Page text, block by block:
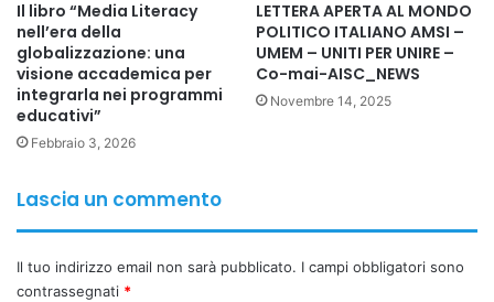
Il libro “Media Literacy
nell’era della
globalizzazione: una
visione accademica per
integrarla nei programmi
educativi”
Febbraio 3, 2026
LETTERA APERTA AL MONDO
POLITICO ITALIANO AMSI –
UMEM – UNITI PER UNIRE –
Co-mai-AISC_NEWS
Novembre 14, 2025
Lascia un commento
Il tuo indirizzo email non sarà pubblicato. I campi obbligatori sono
contrassegnati *